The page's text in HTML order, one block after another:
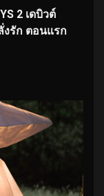
2 เดบิวต์
งรัก ตอนแรก